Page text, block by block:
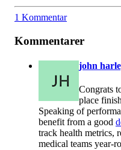
1 Kommentar
Kommentarer
john
Congrats
place
Speaking of
benefit from a good
track health metrics,
medical teams year-